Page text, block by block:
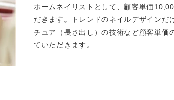
ホームネイリストとして、顧客単価
だきます。トレンドのネイルデザインだ
チュア（長さ出し）の技術など顧客単価
ていただきます。